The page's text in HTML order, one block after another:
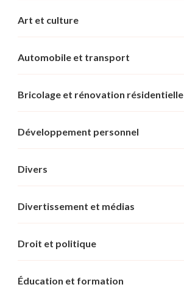
Art et culture
Automobile et transport
Bricolage et rénovation résidentielle
Développement personnel
Divers
Divertissement et médias
Droit et politique
Éducation et formation